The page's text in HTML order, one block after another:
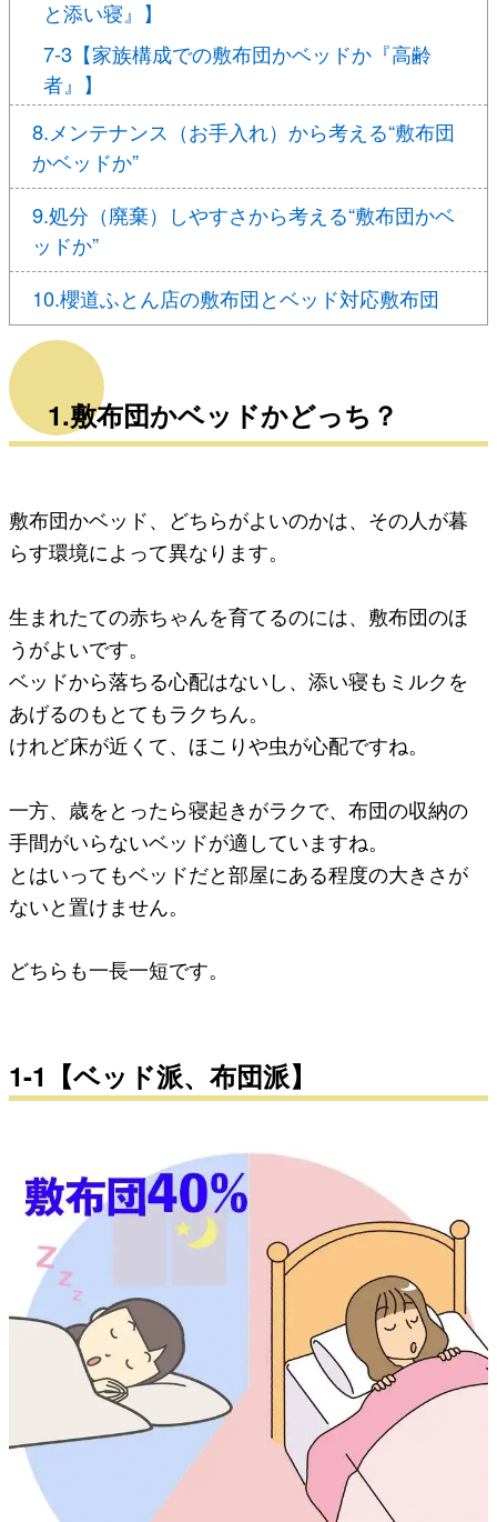
と添い寝』】
7-3【家族構成での敷布団かベッドか『高齢
者』】
8.メンテナンス（お手入れ）から考える“敷布団
かベッドか”
9.処分（廃棄）しやすさから考える“敷布団かベ
ッドか”
10.櫻道ふとん店の敷布団とベッド対応敷布団
1.敷布団かベッドかどっち？
敷布団かベッド、どちらがよいのかは、その人が暮
らす環境によって異なります。
生まれたての赤ちゃんを育てるのには、敷布団のほ
うがよいです。
ベッドから落ちる心配はないし、添い寝もミルクを
あげるのもとてもラクちん。
けれど床が近くて、ほこりや虫が心配ですね。
一方、歳をとったら寝起きがラクで、布団の収納の
手間がいらないベッドが適していますね。
とはいってもベッドだと部屋にある程度の大きさが
ないと置けません。
どちらも一長一短です。
1-1【ベッド派、布団派】